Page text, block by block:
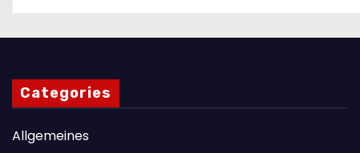
Categories
Allgemeines